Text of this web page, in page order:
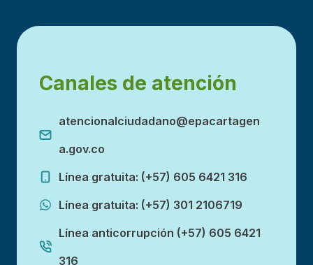
Canales de atención
atencionalciudadano@epacartagen
a.gov.co
Línea gratuita: (+57) 605 6421 316
Línea gratuita: (+57) 301 2106719
Línea anticorrupción (+57) 605 6421
316